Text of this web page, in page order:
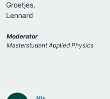
Groetjes,
Lennard
Moderator
Masterstudent Applied Physics